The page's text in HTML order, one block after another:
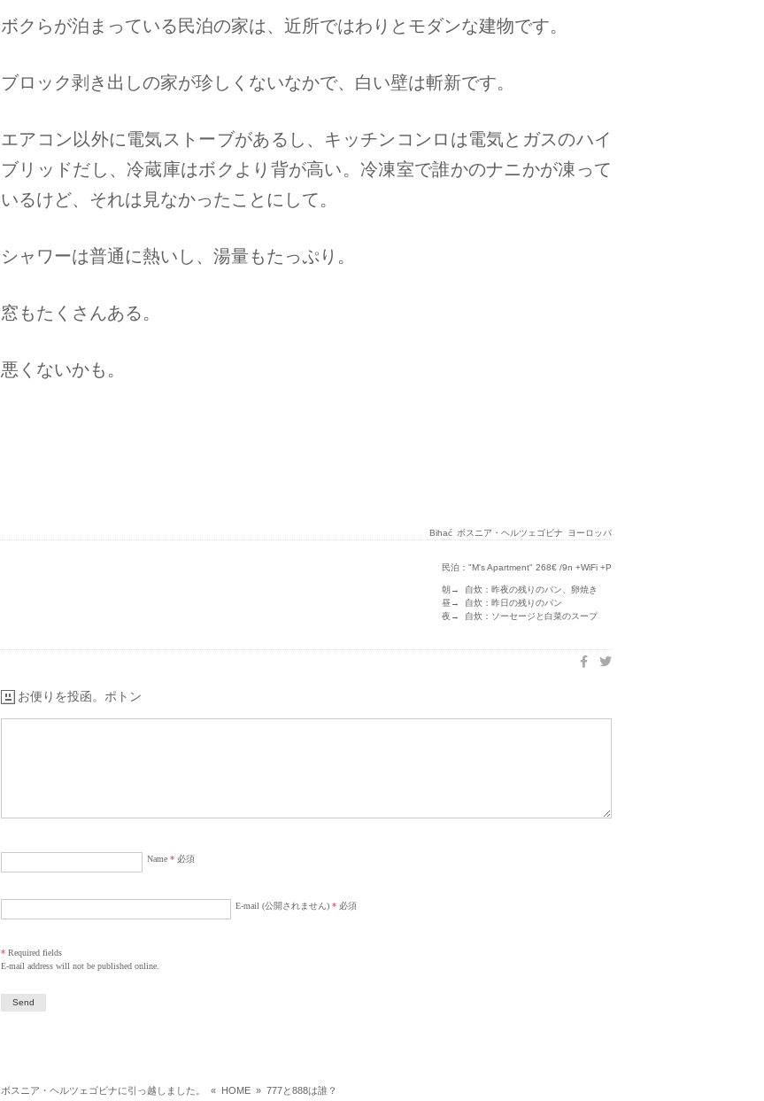
ボクらが泊まっている民泊の家は、近所ではわりとモダンな建物です。
ブロック剥き出しの家が珍しくないなかで、白い壁は斬新です。
エアコン以外に電気ストーブがあるし、キッチンコンロは電気とガスのハイ
ブリッドだし、冷蔵庫はボクより背が高い。冷凍室で誰かのナニかが凍って
いるけど、それは見なかったことにして。
シャワーは普通に熱いし、湯量もたっぷり。
窓もたくさんある。
悪くないかも。
Bihać ボスニア・ヘルツェゴビナ ヨーロッパ
民泊："M's Apartment" 268€ /9n +WiFi +P
朝→ 自炊：昨夜の残りのパン、卵焼き
昼→ 自炊：昨日の残りのパン
夜→ 自炊：ソーセージと白菜のスープ
お便りを投函。ポトン
Name * 必須
E-mail (公開されません) * 必須
* Required fields
E-mail address will not be published online.
ボスニア・ヘルツェゴビナに引っ越しました。 « HOME » 777と888は誰？